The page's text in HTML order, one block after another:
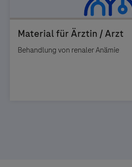
Behandlung von renaler Anämie